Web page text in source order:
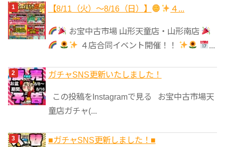
ゴ
リ
ー
【8/11（火）～8/16（日）】 ４...
お宝中古市場 山形天童店・山形南店
４店合同イベント開催！！
...
ガチャSNS更新いたしました！
この投稿をInstagramで見る お宝中古市場天
童店ガチャ(...
■ガチャSNS更新しました！■